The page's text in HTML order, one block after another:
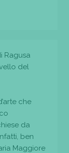
Ragusa
del
che
da
ben
Maggiore